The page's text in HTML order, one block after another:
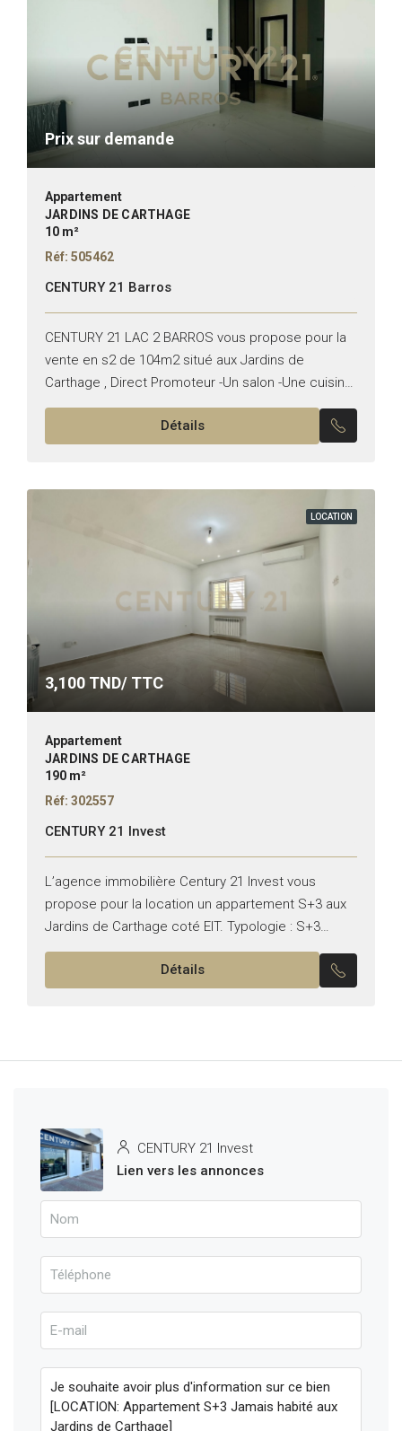
Prix sur demande
Appartement
JARDINS DE CARTHAGE
10 m²
Réf: 505462
CENTURY 21 Barros
CENTURY 21 LAC 2 BARROS vous propose pour la
vente en s2 de 104m2 situé aux Jardins de
Carthage , Direct Promoteur -Un salon -Une cuisine
équipée -Une suite parentale -Une chambre...
Détails
LOCATION
3,100 TND/ TTC
Appartement
JARDINS DE CARTHAGE
190 m²
Réf: 302557
CENTURY 21 Invest
L’agence immobilière Century 21 Invest vous
propose pour la location un appartement S+3 aux
Jardins de Carthage coté EIT. Typologie : S+3
Superficie : 190 m² Il se compose de : –...
Détails
CENTURY 21 Invest
Lien vers les annonces